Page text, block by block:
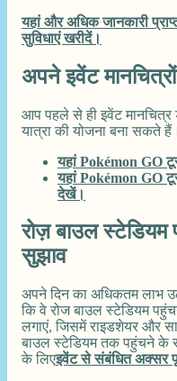
यहां और अधिक जानकारी
सुविधाएं खरीदें।
अपने इवेंट
आप पहले से ही इवेंट
यात्रा की योजना बना सकते हैं।
यहां Pokémon GO
यहां Pokémon GO
देखें।
रोज़ बाउल
सुझाव
अपने दिन का अधिकतम लाभ
कि वे रोज बाउल स्टेडियम
लगाएं, जिसमें राइडशेयर और
बाउल स्टेडियम तक पहुंचने के
के लिएइवेंट से संबंधित अक्सर